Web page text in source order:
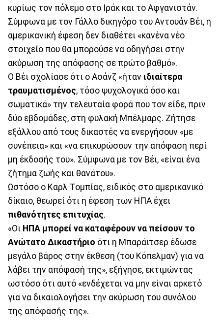
κυρίως τον πόλεμο στο Ιράκ και το Αφγανιστάν.
Σύμφωνα με τον Γάλλο δικηγόρο του Αντουάν Βέι, η
αμερικανική έφεση δεν διαθέτει «κανένα νέο
στοιχείο που θα μπορούσε να οδηγήσει στην
ακύρωση της απόφασης σε πρώτο βαθμό».
Ο Βέι σχολίασε ότι ο Ασάνζ «ήταν ιδιαίτερα
τραυματισμένος, τόσο ψυχολογικά όσο και
σωματικά» την τελευταία φορά που τον είδε, πριν
δύο εβδομάδες, στη φυλακή Μπέλμαρς. Ζήτησε
εξάλλου από τους δικαστές να ενεργήσουν «με
συνέπεια» και «να επικυρώσουν την απόφαση περί
μη έκδοσής του». Σύμφωνα με τον Βέι, «είναι ένα
ζήτημα ζωής και θανάτου».
Ωστόσο ο Καρλ Τομπίας, ειδικός στο αμερικανικό
δίκαιο, θεωρεί ότι η έφεση των ΗΠΑ έχει
πιθανότητες επιτυχίας.
«Οι ΗΠΑ μπορεί να καταφέρουν να πείσουν το
Ανώτατο Δικαστήριο ότι η Μπαράιτσερ έδωσε
μεγάλο βάρος στην έκθεση (του Κόπελμαν) για να
λάβει την απόφασή της», εξήγησε, εκτιμώντας
ωστόσο ότι αυτό «ενδέχεται να μην είναι αρκετό
για να δικαιολογήσει την ακύρωση του συνόλου
της απόφασής της».